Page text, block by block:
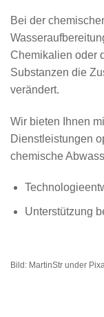
Bei der
Chemikalien oder
Substanzen die
verändert.
Wir bieten Ihnen
Dienstleistungen
chemische
Unterstützung
Bild: MartinStr under